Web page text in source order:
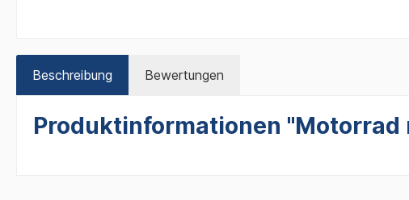
Beschreibung Bewertungen
Produktinformationen "Motorrad